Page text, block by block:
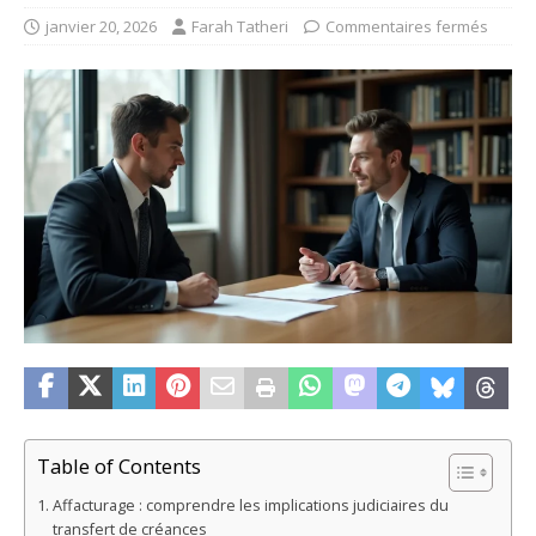
janvier 20, 2026 Farah Tatheri Commentaires fermés
Table of Contents
Affacturage : comprendre les implications judiciaires du
transfert de créances